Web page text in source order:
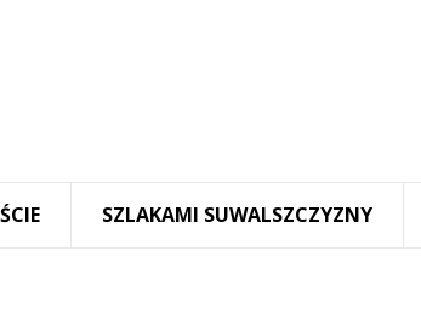
SZLAKAMI SUWALSZCZYZNY